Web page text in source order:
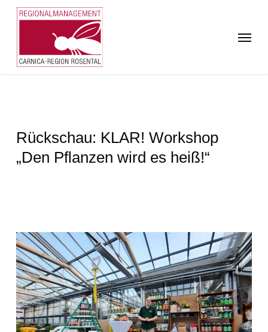
Skip
content
Menu
Rückschau: KLAR! Workshop
„Den Pflanzen wird es heiß!“